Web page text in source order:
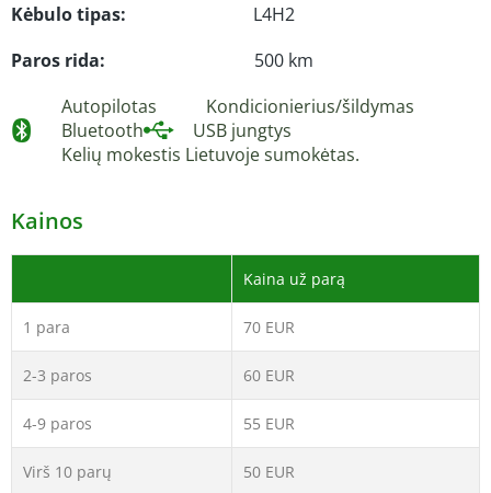
Kėbulo tipas: L4H2
Paros rida: 500 km
Autopilotas
Kondicionierius/šildymas
Bluetooth
USB jungtys
Kelių mokestis Lietuvoje sumokėtas.
Kainos
Kaina už parą
1 para 70 EUR
2-3 paros 60 EUR
4-9 paros 55 EUR
Virš 10 parų 50 EUR